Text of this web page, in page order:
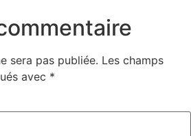
sera pas publiée. Les champs
avec *